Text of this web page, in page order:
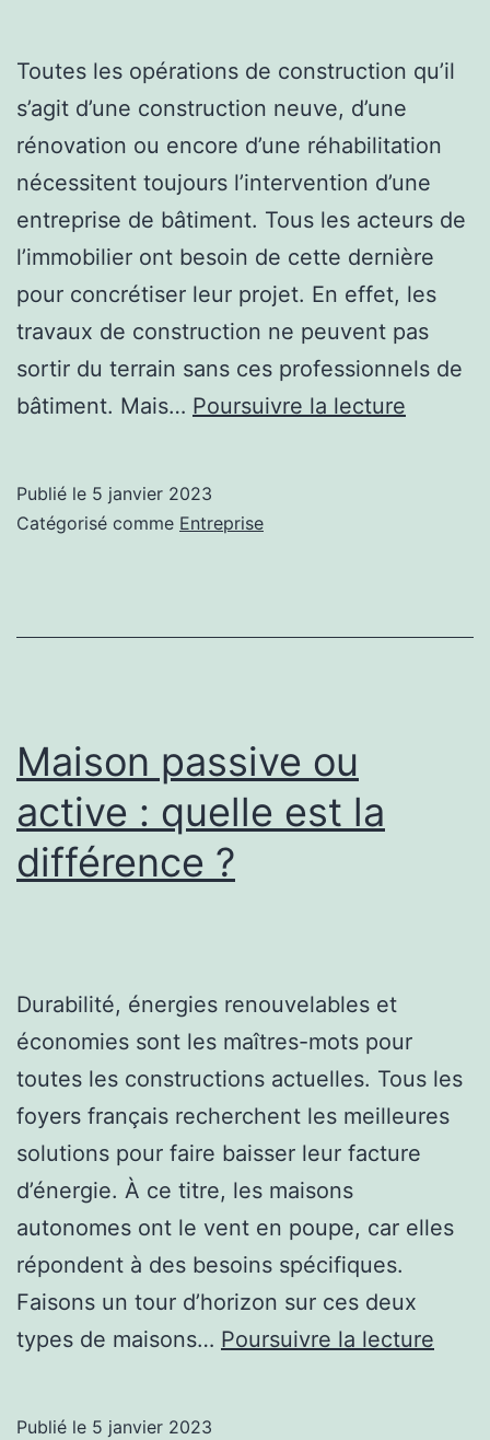
Toutes les opérations de construction qu’il
s’agit d’une construction neuve, d’une
rénovation ou encore d’une réhabilitation
nécessitent toujours l’intervention d’une
entreprise de bâtiment. Tous les acteurs de
l’immobilier ont besoin de cette dernière
pour concrétiser leur projet. En effet, les
travaux de construction ne peuvent pas
sortir du terrain sans ces professionnels de
bâtiment. Mais… Poursuivre la lecture
Publié le 5 janvier 2023
Catégorisé comme Entreprise
Maison passive ou
active : quelle est la
différence ?
Durabilité, énergies renouvelables et
économies sont les maîtres-mots pour
toutes les constructions actuelles. Tous les
foyers français recherchent les meilleures
solutions pour faire baisser leur facture
d’énergie. À ce titre, les maisons
autonomes ont le vent en poupe, car elles
répondent à des besoins spécifiques.
Faisons un tour d’horizon sur ces deux
types de maisons… Poursuivre la lecture
Publié le 5 janvier 2023